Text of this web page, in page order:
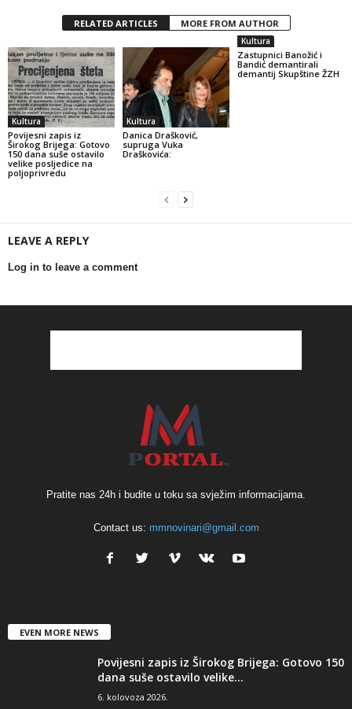
RELATED ARTICLES MORE FROM AUTHOR
Kultura
Povijesni zapis iz
Širokog Brijega: Gotovo
150 dana suše ostavilo
velike posljedice na
poljoprivredu
Kultura
Danica Drašković,
supruga Vuka
Draškovića:
Kultura
Zastupnici Banožić i
Bandić demantirali
demantij Skupštine ŽZH
LEAVE A REPLY
Log in to leave a comment
Pratite nas 24h i budite u toku sa svježim informacijama.
Contact us: mmnovinari@gmail.com
EVEN MORE NEWS
Povijesni zapis iz Širokog Brijega: Gotovo 150
dana suše ostavilo velike...
6. kolovoza 2026.